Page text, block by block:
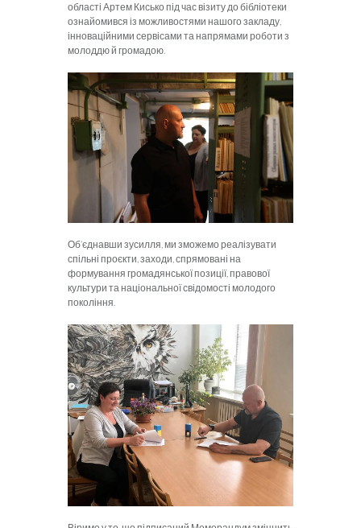
області Артем Кисько під час візиту до бібліотеки
ознайомився із можливостями нашого закладу,
інноваційними сервісами та напрямами роботи з
молоддю й громадою.
Об’єднавши зусилля, ми зможемо реалізувати
спільні проєкти, заходи, спрямовані на
формування громадянської позиції, правової
культури та національної свідомості молодого
покоління.